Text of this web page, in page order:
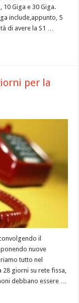
Giga e 30 Giga.
include,appunto, 5
di avere la S1 …
per la
il
nuove
tutto nel
giorni su rete fissa,
debbano essere …